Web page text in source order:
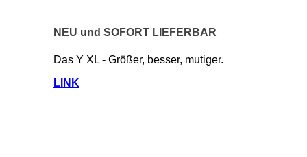
NEU und SOFORT LIEFERBAR
Das Y XL - Größer, besser, mutiger.
LINK